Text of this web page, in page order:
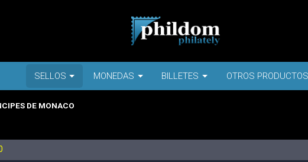
SELLOS MONEDAS BILLETES OTROS PRODUCTOS
DE MONACO